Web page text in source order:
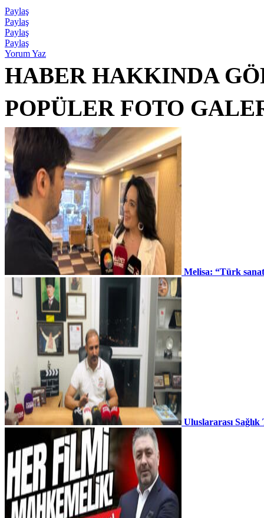
Paylaş
Paylaş
Paylaş
Paylaş
Yorum Yaz
HABER HAKKINDA
POPÜLER FOTO
Melisa: “Türk
Uluslararası